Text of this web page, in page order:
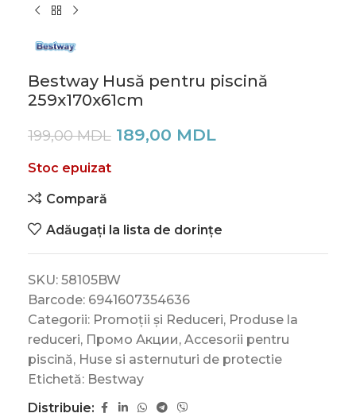
Bestway Husă pentru piscină
259х170х61cm
199,00MDL 189,00 MDL
Stoc epuizat
Compară
Adăugați la lista de dorințe
SKU: 58105BW
Barcode: 6941607354636
Categorii: Promoții și Reduceri, Produse la
reduceri, Промо Акции, Accesorii pentru
piscină, Huse si asternuturi de protectie
Etichetă: Bestway
Distribuie: